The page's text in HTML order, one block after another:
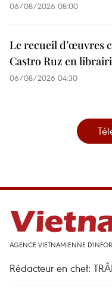
06/08/2026 08:00
Le recueil d’œuvres
Castro Ruz en
06/08/2026 04:30
AGENCE VIETNAMIENNE
Rédacteur en chef: